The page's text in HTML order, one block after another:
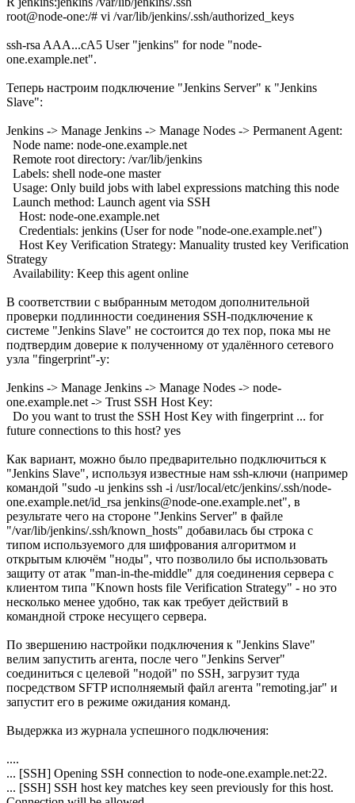
root@node-one:/# vi /var/lib/jenkins/.ssh/authorized_keys
ssh-rsa AAA...cA5 User "jenkins" for node "node-
one.example.net".
Теперь настроим подключение "Jenkins Server" к "Jenkins
Slave":
Jenkins -> Manage Jenkins -> Manage Nodes -> Permanent Agent:
Node name: node-one.example.net
Remote root directory: /var/lib/jenkins
Labels: shell node-one master
Usage: Only build jobs with label expressions matching this node
Launch method: Launch agent via SSH
Host: node-one.example.net
Credentials: jenkins (User for node "node-one.example.net")
Host Key Verification Strategy: Manuality trusted key Verification
Strategy
Availability: Keep this agent online
В соответствии с выбранным методом дополнительной
проверки подлинности соединения SSH-подключение к
системе "Jenkins Slave" не состоится до тех пор, пока мы не
подтвердим доверие к полученному от удалённого сетевого
узла "fingerprint"-у:
Jenkins -> Manage Jenkins -> Manage Nodes -> node-
one.example.net -> Trust SSH Host Key:
Do you want to trust the SSH Host Key with fingerprint ... for
future connections to this host? yes
Как вариант, можно было предварительно подключиться к
"Jenkins Slave", используя известные нам ssh-ключи (например
командой "sudo -u jenkins ssh -i /usr/local/etc/jenkins/.ssh/node-
one.example.net/id_rsa jenkins@node-one.example.net", в
результате чего на стороне "Jenkins Server" в файле
"/var/lib/jenkins/.ssh/known_hosts" добавилась бы строка с
типом используемого для шифрования алгоритмом и
открытым ключём "ноды", что позволило бы использовать
защиту от атак "man-in-the-middle" для соединения сервера с
клиентом типа "Known hosts file Verification Strategy" - но это
несколько менее удобно, так как требует действий в
командной строке несущего сервера.
По звершению настройки подключения к "Jenkins Slave"
велим запустить агента, после чего "Jenkins Server"
соединиться с целевой "нодой" по SSH, загрузит туда
посредством SFTP исполняемый файл агента "remoting.jar" и
запустит его в режиме ожидания команд.
Выдержка из журнала успешного подключения:
....
... [SSH] Opening SSH connection to node-one.example.net:22.
... [SSH] SSH host key matches key seen previously for this host.